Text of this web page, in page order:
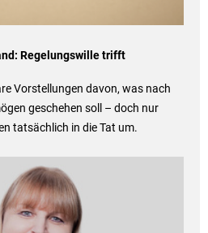
Regelungswille trifft
Vorstellungen davon, was nach
geschehen soll – doch nur
tatsächlich in die Tat um.